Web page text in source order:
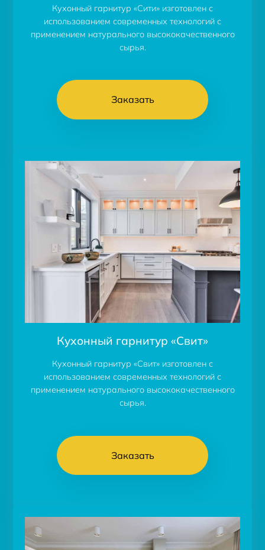
Кухонный гарнитур «Сити» изготовлен с
использованием современных технологий с
применением натурального высококачественного
сырья.
Заказать
Кухонный гарнитур «Свит»
Кухонный гарнитур «Свит» изготовлен с
использованием современных технологий с
применением натурального высококачественного
сырья.
Заказать